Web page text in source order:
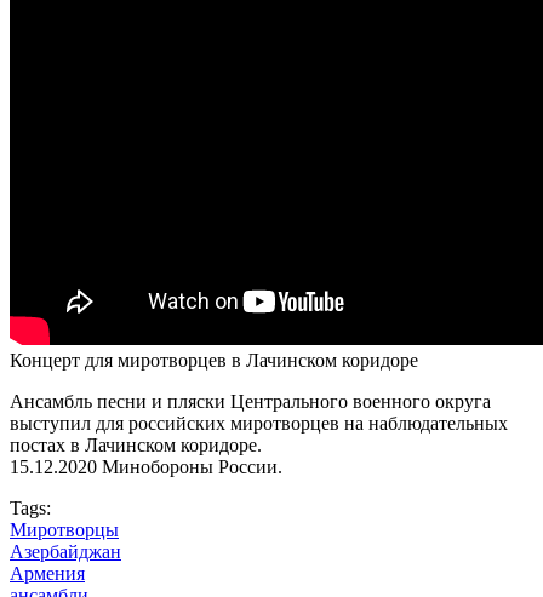
Концерт для миротворцев в Лачинском коридоре
Ансамбль песни и пляски Центрального военного округа
выступил для российских миротворцев на наблюдательных
постах в Лачинском коридоре.
15.12.2020 Минобороны России.
Tags:
Миротворцы
Азербайджан
Армения